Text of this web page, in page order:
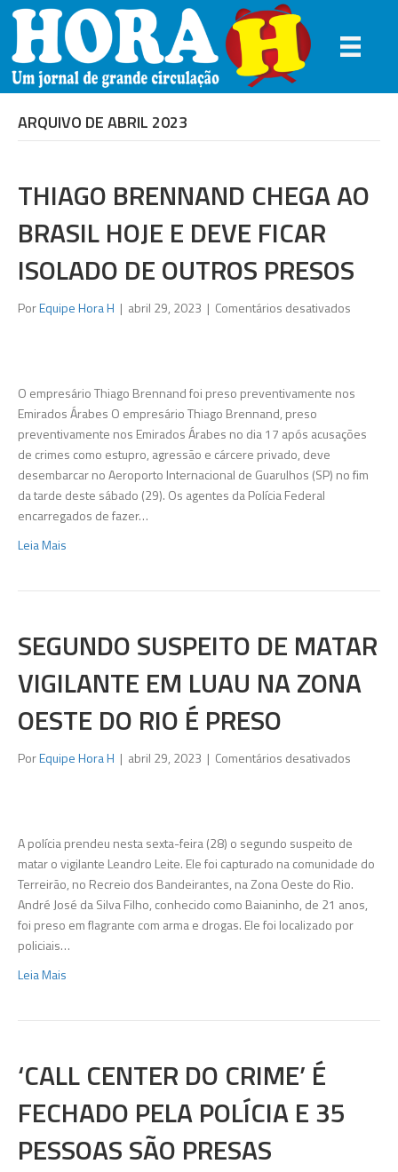
ARQUIVO DE ABRIL 2023
THIAGO BRENNAND CHEGA AO
BRASIL HOJE E DEVE FICAR
ISOLADO DE OUTROS PRESOS
PorEquipe Hora H | abril 29, 2023 | Comentários desativados
ao
hoje
deve
O empresário Thiago Brennand foi preso preventivamente nos
Emirados Árabes O empresário Thiago Brennand, preso
preventivamente nos Emirados Árabes no dia 17 após acusações
de crimes como estupro, agressão e cárcere privado, deve
desembarcar no Aeroporto Internacional de Guarulhos (SP) no fim
da tarde deste sábado (29). Os agentes da Polícia Federal
encarregados de fazer…
Leia Mais
SEGUNDO SUSPEITO DE MATAR
VIGILANTE EM LUAU NA ZONA
OESTE DO RIO É PRESO
PorEquipe Hora H | abril 29, 2023 | Comentários desativados
matar
vigilante
luau
na
é
A polícia prendeu nesta sexta-feira (28) o segundo suspeito de
matar o vigilante Leandro Leite. Ele foi capturado na comunidade do
Terreirão, no Recreio dos Bandeirantes, na Zona Oeste do Rio.
André José da Silva Filho, conhecido como Baianinho, de 21 anos,
foi preso em flagrante com arma e drogas. Ele foi localizado por
policiais…
Leia Mais
‘CALL CENTER DO CRIME’ É
FECHADO PELA POLÍCIA E 35
PESSOAS SÃO PRESAS